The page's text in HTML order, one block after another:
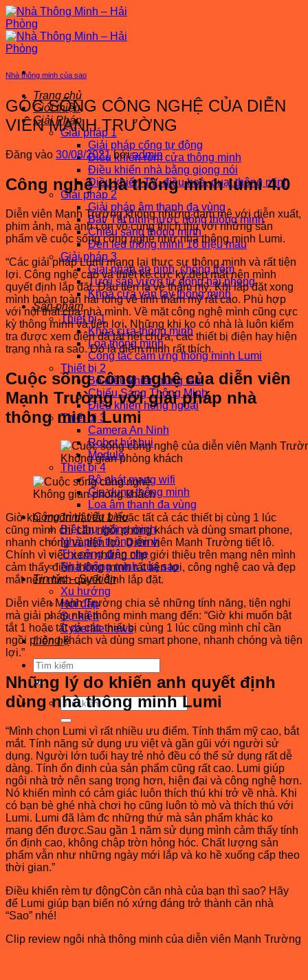
Bỏ
qua
nội
dung
Trang chủ
Giới thiệu
Giải Pháp
Giải pháp 1
Giải pháp cổng tự động
Điều khiển rèm cửa thông minh
Điều khiển nhà bằng giọng nói
Điều khiển TV, điều hoà, quạt thông minh
Giải pháp 2
Giải pháp âm thanh đa vùng
Bật/ Tắt bình nước nóng thông minh
Chiếu sáng thông minh
Đèn led thông minh 16 triệu màu
Giải pháp 3
Giải pháp an ninh, chống trộm
Tưới sân vườn tự động hải phòng
Khoá cửa vân tay thông minh
Sản phẩm
Thiết bị 1
Khóa cửa thông minh
Loa thông minh
Công tắc cảm ứng thông minh Lumi
Thiết bị 2
Bộ điều khiển trung tâm
Chiếu Sáng Thông Minh
Điều khiển hồng ngoại
Thiết bị 3
Camera An Ninh
Robot hút bụi
Module
Thiết bị 4
Bộ phát mạng wifi
Gia dụng thông minh
Loa âm thanh đa vùng
Công trình tiêu biểu
Biệt thự thông minh
Nhà phố thông minh
Thi công điện nhẹ
Nhà thông minh của sao
Tin tức – Sự kiện
Xu hướng
Hỏi đáp
Sự kiện
Cyberlife news
Liên hệ
Tìm
kiếm:
Tìm
kiếm:
Nhà thông minh của sao
GÓC SỐNG CÔNG NGHỆ CỦA DIỄN
VIÊN MẠNH TRƯỜNG
Đăng vào 30/08/2021 bởiadmin
Công nghệ nhà thông minh lumi 4.0
Diễn viên Mạnh Trường không những đam mê với diễn xuất,
phim ảnh, mà anh còn vô cùng thích thú với những sản
phẩm về cuộc sống công nghệ như nhà thông minh Lumi.
“Các giải pháp Lumi mang lại thực sự thông minh và rất tiện
lợi. Công nghệ cao và thiết kế cực kỳ đẹp mắt nên mình
quyết định lắp đặt. Đầu tiên là về thẩm mỹ. Khi lắp đặt xong
mình hoàn toàn hài lòng về tính thẩm mỹ rất cao. Phù hợp
với nội thất của nhà mình. Về mặt công nghệ mình cũng cực
kỳ thông minh và tiện lợi. Những khi ko có nhà là luôn kiểm
tra được xem điện đã tắt hết chưa, các thiết bị điện hay hiện
trạng nhà ra sao. Đó là điểm mình rất thích.
Cuộc sống công nghệ của diễn viên
Mạnh Trường với giải pháp nhà
thông minh Lumi
Không gian phòng khách
Không gian phòng khách
Giờ khi muốn bật tắt 1 hoặc tất cả các thiết bị cùng 1 lúc
cũng mình chỉ cần ngồi phòng khách và dùng smart phone,
nhanh chóng và tiện lợi. Diễn viên Mạnh Trường tiết lộ.
Chính vì việc xem những clip giới thiệu trên mạng nên mình
cảm thấy điện thông minh rất tiện lợi, công nghệ cao và đẹp
mắt nên mình quyết định lắp đặt.
Diễn viên Mạnh Trường chia sẻ những tính năng, tiện nghi
mà giải pháp nhà thông minh mang đến: “Giờ khi muốn bật
tắt 1 hoặc tất cả các thiết bị cùng 1 lúc cũng mình chỉ cần
ngồi phòng khách và dùng smart phone, nhanh chóng và tiện
lợi.”
Những lý do khiến anh quyết định
dùng nhà thông minh Lumi
“Mình chọn Lumi vì rất nhiều ưu điểm. Tính thẩm mỹ cao, bắt
mắt. Tính năng sử dụng ưu việt và gần gũi với người sử
dụng. Người lớn tuổi hay trẻ nhỏ đều có thể sử dụng rất dễ
dàng. Tính ổn định của sản phẩm cũng rất cao. Lumi giúp
ngôi nhà trở nên sang trọng hơn, hiện đại và công nghệ hơn.
Nó khiến mình có cảm giác luôn thích thú khi trở về nhà. Khi
có bạn bè ghé nhà chơi họ cũng luôn tò mò và thích thú với
Lumi. Lumi đã làm đc những thứ mà sản phẩm khác ko
mang đến được.Sau gần 1 năm sử dụng mình cảm thấy tính
ổn định cao, không chập trờn hỏng hóc. Chất lượng sản
phẩm vẫn như những ngày mới lắp và ko hề xuống cấp theo
thời gian.”
Điều khiển rèm tự độngCòn căn nhà của bạn thì sao? Hãy
để Lumi giúp bạn biến nó xứng đáng trở thành căn nhà
“Sao” nhé!
Clip review ngôi nhà thông minh của diễn viên Mạnh Trường